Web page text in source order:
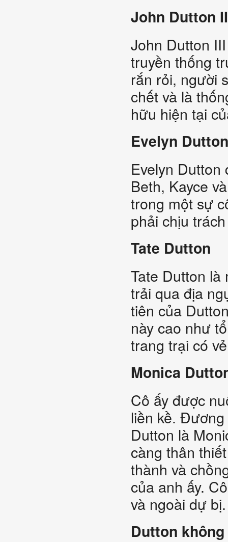
John Dutton
John Dutton
truyền thống
rắn rỏi, người
chết và là
hữu hiện tại
Evelyn Dutton
Evelyn
Beth, Kayce
trong một sự
phải chịu
Tate Dutton
Tate Dutton
trải qua địa
tiên của
này cao như
trang trại có
Monica
Cô ấy được
liền kề.
Dutton là
càng thân
thành và
của anh ấy.
và ngoài dự bị.
Dutton